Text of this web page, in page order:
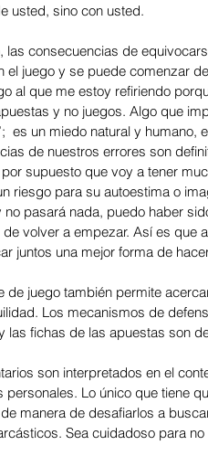
Partners Septiembre
Julio 2024: Ventas
- eLearning Abril 24:
y Autocui Febrero 24:
usted, sino con usted.
las consecuencias de
el juego y se puede comenzar
al que me estoy refiriendo
y no juegos. Algo que
es un miedo natural y humano,
de nuestros errores son
supuesto que voy a tener
riesgo para su autoestima o
no pasará nada, puedo haber
volver a empezar. Así es que
juntos una mejor forma de
de juego también permite
Los mecanismos de
las fichas de las apuestas son
son interpretados en el
personales. Lo único que tiene
manera de desafiarlos a
Sea cuidadoso para